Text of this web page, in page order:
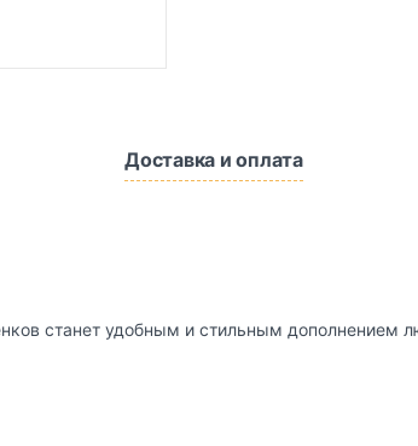
Доставка и оплата
станет удобным и стильным дополнением